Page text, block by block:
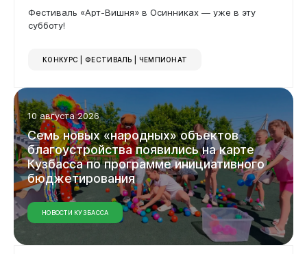
Дата
Применить фильтр
Сбросить фильтр
Фестиваль «Арт-Вишня» в Осинниках — уже в эту
субботу!
КОНКУРС | ФЕСТИВАЛЬ | ЧЕМПИОНАТ
10 августа 2026
Семьновых«народных»объектов
благоустройствапоявилисьнакарте
Кузбассапопрограммеинициативного
бюджетирования
НОВОСТИ КУЗБАССА